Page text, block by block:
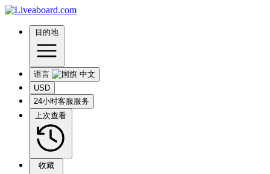
目的地
语言
USD
24小时客服服务
上次查看
收藏